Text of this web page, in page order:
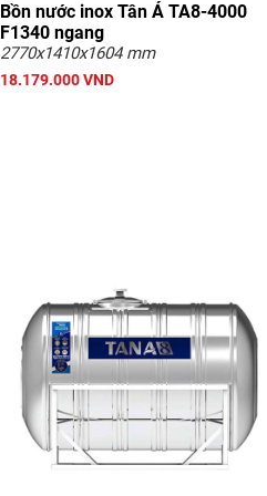
Bồn nước inox Tân Á TA8-4000
F1340 ngang
2770x1410x1604 mm
18.179.000 VND